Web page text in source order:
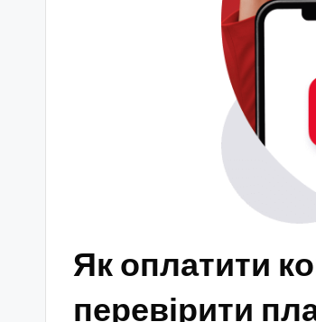
Як оплатити
перевірити